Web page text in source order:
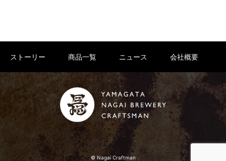
ストーリー 商品一覧 ニュース 会社概要
© Nagai Craftman